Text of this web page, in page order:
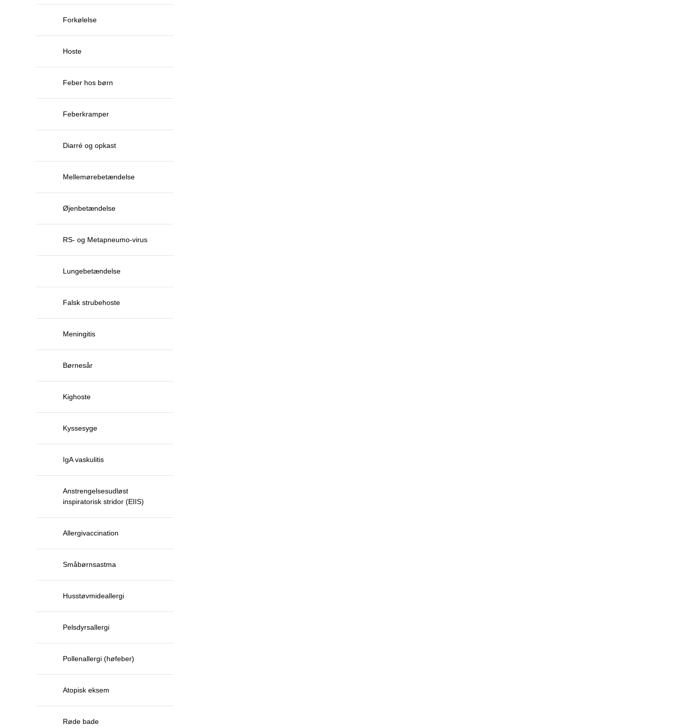
Forkølelse
Hoste
Feber hos børn
Feberkramper
Diarré og opkast
Mellemørebetændelse
Øjenbetændelse
RS- og Metapneumo-virus
Lungebetændelse
Falsk strubehoste
Meningitis
Børnesår
Kighoste
Kyssesyge
IgA vaskulitis
Anstrengelsesudløst
inspiratorisk stridor (EIIS)
Allergivaccination
Småbørnsastma
Husstøvmideallergi
Pelsdyrsallergi
Pollenallergi (høfeber)
Atopisk eksem
Røde bade